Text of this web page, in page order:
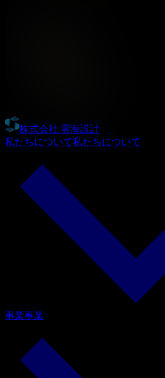
株式会社 雲海設計
私たちについて私たちについて
事業事業